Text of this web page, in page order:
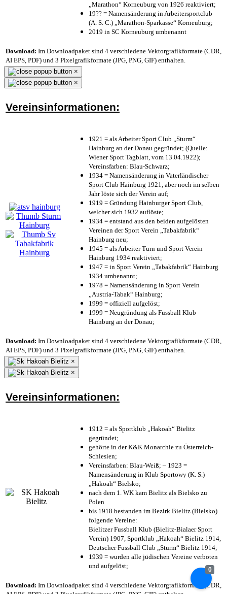
0
„Marathon“ Korneuburg von 1926 reaktiviert;
19?? = Namensänderung in Arbeitersportclub
(A. S. C.) „Marathon-Sparkasse“ Korneuburg;
2019 in SC Korneuburg umbenannt
Download: Im Downloadpaket sind 4 verschiedene Vektorgrafikformate (CDR,
AI EPS, PDF) und 3 Pixelgrafikformate (JPG, PNG, GIF) enthalten.
×
×
Vereinsinformationen:
1921 = als Arbeiter Sport Club „Sturm“
Hainburg an der Donau gegründet; (Quelle:
Wiener Sport Tagblatt, vom 13.04.1922);
Vereinsfarben: Blau-Schwarz;
1934 = Namensänderung in Vaterländischer
Sport Club Hainburg 1921, aber noch im selben
Jahr löste sich der Verein auf;
1919 = Gründung Hainburger Sport Club,
welcher sich 1932 auflöste;
1934 = entstand aus den beiden aufgelösten
Vereinen der Sport Verein „Tabakfabrik“
Hainburg neu;
1945 = als Arbeiter Turn und Sport Verein
Hainburg 1934 reaktiviert;
1947 = in Sport Verein „Tabakfabrik“ Hainburg
1934 umbenannt;
1978 = Namensänderung in Sport Verein
„Austria-Tabak“ Hainburg;
1999 = offiziell aufgelöst;
1999 = Neugründung als Fussball Klub
Hainburg an der Donau;
Download: Im Downloadpaket sind 4 verschiedene Vektorgrafikformate (CDR,
AI EPS, PDF) und 3 Pixelgrafikformate (JPG, PNG, GIF) enthalten.
×
×
Vereinsinformationen:
1912 = als Sportklub „Hakoah“ Bielitz
gegründet;
gehörte in der K&K Monarchie zu Österreich-
Schlesien;
Vereinsfarben: Blau-Weiß; – 1923 =
Namensänderung in Klub Sportowy (K. S.)
„Hakoah“ Bielsko;
nach dem 1. WK kam Bielitz als Bielsko zu
Polen
bis 1918 bestanden im Bezirk Bielitz (Bielsko)
folgende Vereine:
Bielitzer Fussball Klub (Bielitz-Bialaer Sport
Verein) 1907, Sportklub „Hakoah“ Bielitz 1914,
Deutscher Fussball Club „Sturm“ Bielitz 1914;
1939 = wurden alle jüdischen Vereine verboten
und aufgelöst;
Download: Im Downloadpaket sind 4 verschiedene Vektorgrafikformate (CDR,